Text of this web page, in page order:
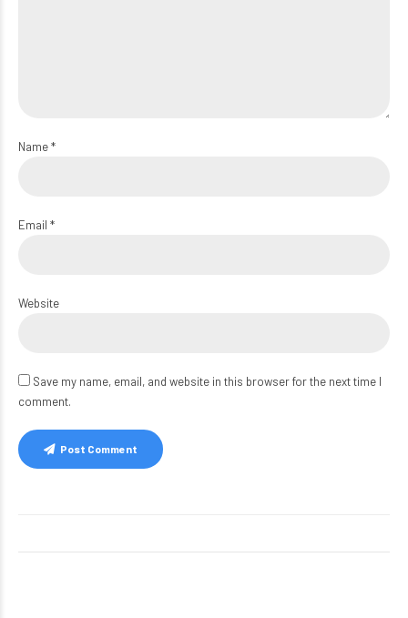
Name *
Email *
Website
Save my name, email, and website in this browser for the next time I
comment.
Post Comment